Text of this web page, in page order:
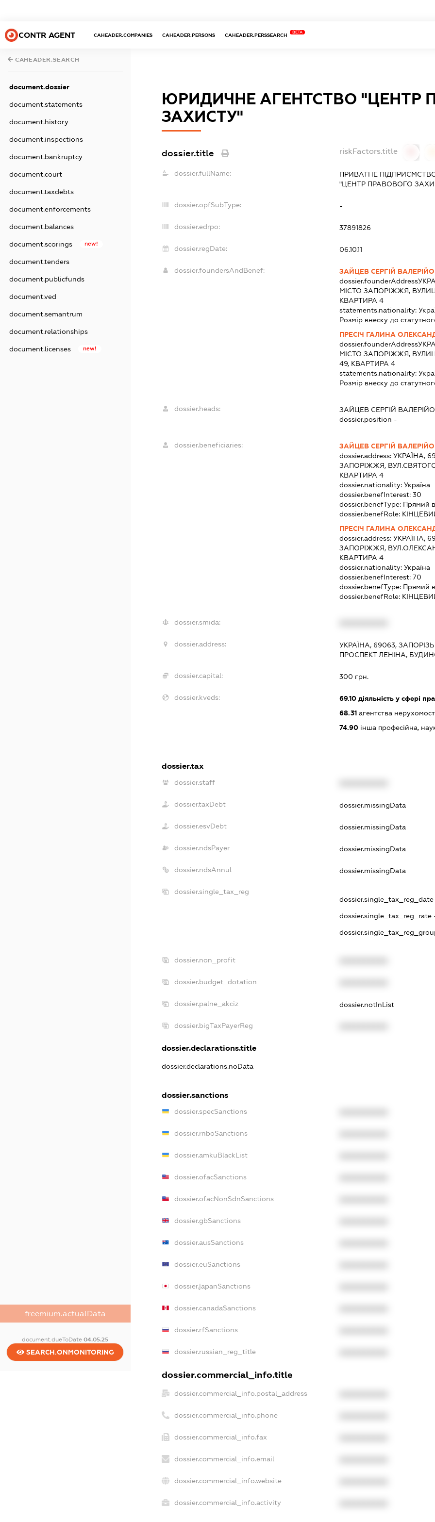
CONTR AGENT CAHEADER.COMPANIES CAHEADER.PERSONS CAHEADER.PERSSEARCH
BETA
CAHEADER.SEARCH
document.dossier
document.statements
document.history
document.inspections
document.bankruptcy
document.court
document.taxdebts
document.enforcements
document.balances
document.scorings new!
document.tenders
document.publicfunds
document.ved
document.semantrum
document.relationships
document.licenses new!
freemium.actualData
document.dueToDate04.05.25
SEARCH.ONMONITORING
ЮРИДИЧНЕ АГЕНТСТВО "ЦЕНТР
ЗАХИСТУ"
dossier.title riskFactors.title
dossier.fullName:
ПРИВАТНЕ
"ЦЕНТР ПРАВОВОГО
dossier.opfSubType: -
dossier.edrpo: 37891826
dossier.regDate: 06.10.11
dossier.foundersAndBenef:
ЗАЙЦЕВ СЕРГІЙ
dossier.founderAddress
МІСТО ЗАПОРІЖЖЯ,
КВАРТИРА 4
statements.nationality:
Розмір внеску до
ПРЕСІЧ ГАЛИНА
dossier.founderAddress
МІСТО ЗАПОРІЖЖЯ,
49, КВАРТИРА 4
statements.nationality:
Розмір внеску до
dossier.heads: ЗАЙЦЕВ СЕРГІЙ
dossier.position -
dossier.beneficiaries:
ЗАЙЦЕВ СЕРГІЙ
dossier.address: УКРАЇНА,
ЗАПОРІЖЖЯ,
КВАРТИРА 4
dossier.nationality: Україна
dossier.benefInterest: 30
dossier.benefType: Прямий
dossier.benefRole:
ПРЕСІЧ ГАЛИНА
dossier.address: УКРАЇНА,
ЗАПОРІЖЖЯ,
КВАРТИРА 4
dossier.nationality: Україна
dossier.benefInterest: 70
dossier.benefType: Прямий
dossier.benefRole:
dossier.smida:
dossier.address:
УКРАЇНА, 69063,
ПРОСПЕКТ ЛЕНІНА,
dossier.capital: 300 грн.
dossier.kveds: 69.10діяльність у сфері
68.31агентства
74.90інша професійна,
dossier.tax
dossier.staff
dossier.taxDebt dossier.missingData
dossier.esvDebt dossier.missingData
dossier.ndsPayer dossier.missingData
dossier.ndsAnnul dossier.missingData
dossier.single_tax_reg
dossier.single_tax_reg_date -
dossier.single_tax_reg_rate
dossier.non_profit
dossier.budget_dotation
dossier.palne_akciz dossier.notInList
dossier.bigTaxPayerReg
dossier.declarations.title
dossier.declarations.noData
dossier.sanctions
dossier.specSanctions
dossier.rnboSanctions
dossier.amkuBlackList
dossier.ofacSanctions
dossier.ofacNonSdnSanctions
dossier.gbSanctions
dossier.ausSanctions
dossier.euSanctions
dossier.japanSanctions
dossier.canadaSanctions
dossier.rfSanctions
dossier.russian_reg_title
dossier.commercial_info.title
dossier.commercial_info.postal_address
dossier.commercial_info.phone
dossier.commercial_info.fax
dossier.commercial_info.email
dossier.commercial_info.website
dossier.commercial_info.activity